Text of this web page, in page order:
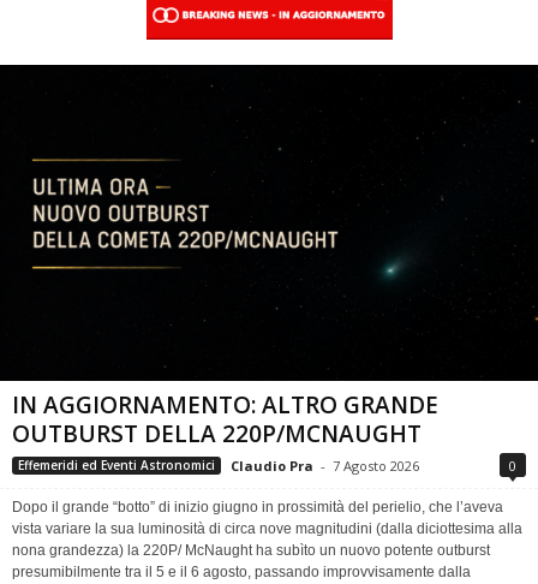
IN AGGIORNAMENTO: ALTRO GRANDE
OUTBURST DELLA 220P/MCNAUGHT
Effemeridi ed Eventi Astronomici Claudio Pra - 7 Agosto 2026 0
Dopo il grande “botto” di inizio giugno in prossimità del perielio, che l’aveva
vista variare la sua luminosità di circa nove magnitudini (dalla diciottesima alla
nona grandezza) la 220P/ McNaught ha subìto un nuovo potente outburst
presumibilmente tra il 5 e il 6 agosto, passando improvvisamente dalla